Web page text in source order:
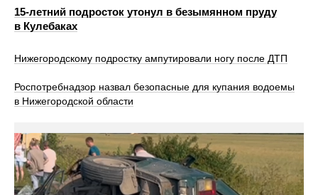
15-летний подросток утонул в безымянном пруду
в Кулебаках
Нижегородскому подростку ампутировали ногу после ДТП
Роспотребнадзор назвал безопасные для купания водоемы
в Нижегородской области